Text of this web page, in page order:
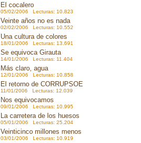
El cocalero
05/02/2006 Lecturas: 10.823
Veinte años no es nada
02/02/2006 Lecturas: 10.552
Una cultura de colores
18/01/2006 Lecturas: 13.691
Se equivoca Girauta
14/01/2006 Lecturas: 11.404
Más claro, agua
12/01/2006 Lecturas: 10.858
El retorno de CORRUPSOE
11/01/2006 Lecturas: 12.039
Nos equivocamos
09/01/2006 Lecturas: 10.995
La carretera de los huesos
05/01/2006 Lecturas: 25.204
Veinticinco millones menos
03/01/2006 Lecturas: 10.919